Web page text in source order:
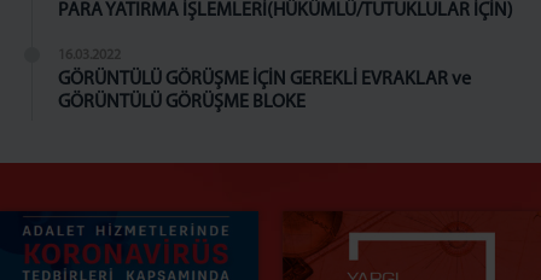
PARA YATIRMA İŞLEMLERİ(HÜKÜMLÜ/TUTUKLULAR İÇİN)
16.03.2022
GÖRÜNTÜLÜ GÖRÜŞME İÇİN GEREKLİ EVRAKLAR ve
GÖRÜNTÜLÜ GÖRÜŞME BLOKE